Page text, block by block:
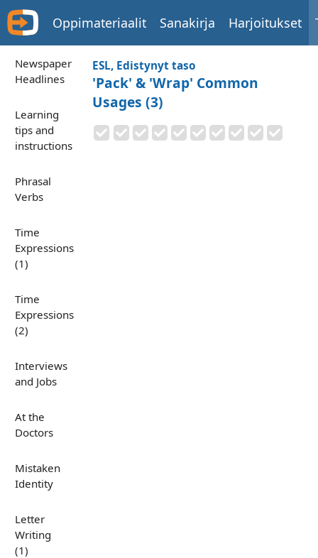
Oppimateriaalit Sanakirja Harjoitukset
Newspaper
Headlines
Learning
tips and
instructions
Phrasal
Verbs
Time
Expressions
(1)
Time
Expressions
(2)
Interviews
and Jobs
At the
Doctors
Mistaken
Identity
Letter
Writing
(1)
ESL, Edistynyt taso
'Pack' & 'Wrap' Common
Usages (3)